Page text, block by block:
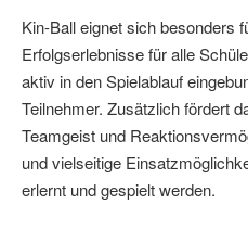
Kin-Ball eignet sich besonders
Erfolgserlebnisse für alle
aktiv in den Spielablauf
Teilnehmer. Zusätzlich fördert
Teamgeist und
und vielseitige
erlernt und gespielt werden.